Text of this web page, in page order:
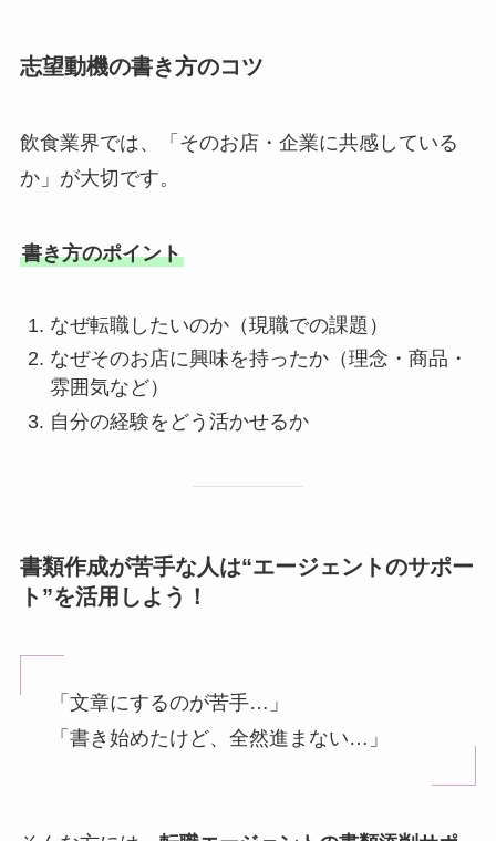
志望動機の書き方のコツ
飲食業界では、「そのお店・企業に共感している
か」が大切です。
書き方のポイント
なぜ転職したいのか（現職での課題）
なぜそのお店に興味を持ったか（理念・商品・
雰囲気など）
自分の経験をどう活かせるか
書類作成が苦手な人は“エージェントのサポー
ト”を活用しよう！
「文章にするのが苦手…」
「書き始めたけど、全然進まない…」